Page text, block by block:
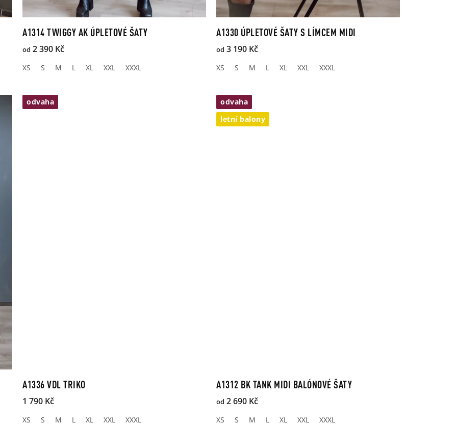
A1314 TWIGGY AK ÚPLETOVÉ ŠATY
od 2 390 Kč
XS S M L XL XXL XXXL
A1330 ÚPLETOVÉ ŠATY S LÍMCEM MIDI
od 3 190 Kč
XS S M L XL XXL XXXL
odvaha
A1336 VDL TRIKO
1 790 Kč
XS S M L XL XXL XXXL
odvaha
letní balony
A1312 BK TANK MIDI BALÓNOVÉ ŠATY
od 2 690 Kč
XS S M L XL XXL XXXL